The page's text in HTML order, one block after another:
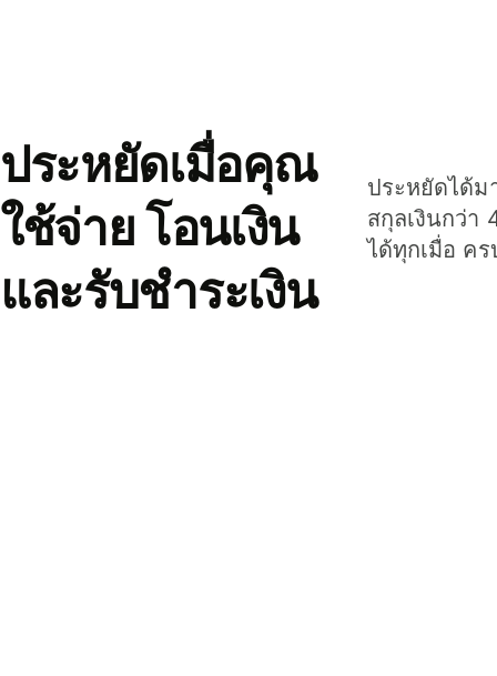
ประหยัดเมื่อคุณ
ใช้จ่าย โอนเงิน
และรับชำระเงิน
ประหยัดได้ม
สกุลเงินกว่า
ได้ทุกเมื่อ ค